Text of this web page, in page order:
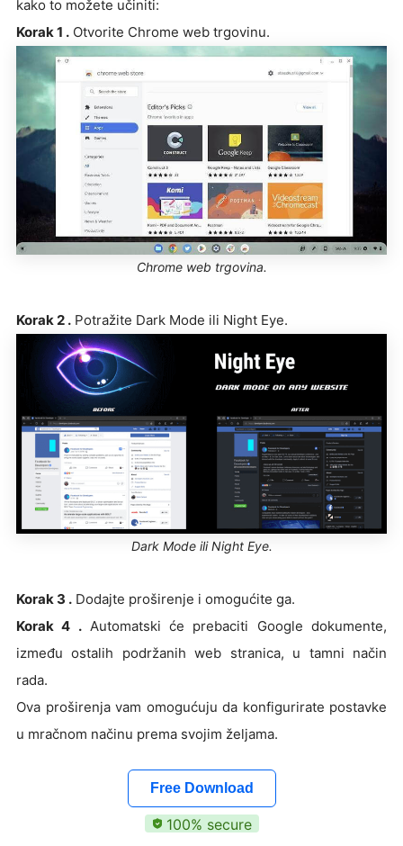
kako to možete učiniti:
Korak 1 . Otvorite Chrome web trgovinu.
Chrome web trgovina.
Korak 2 . Potražite Dark Mode ili Night Eye.
Dark Mode ili Night Eye.
Korak 3 . Dodajte proširenje i omogućite ga.
Korak 4 .Automatski će prebaciti Google dokumente,
između ostalih podržanih web stranica, u tamni način
rada.
Ova proširenja vam omogućuju da konfigurirate postavke
u mračnom načinu prema svojim željama.
Free Download
100% secure